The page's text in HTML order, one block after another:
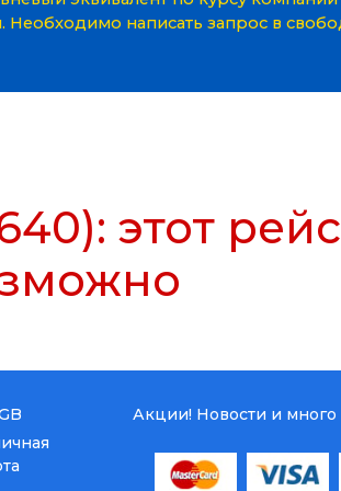
Автопарк
Необходимо написать запрос в
этот
Акции! Новости и много